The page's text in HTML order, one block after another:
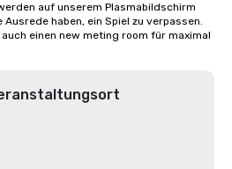
auf unserem Plasmabildschirm
haben, ein Spiel zu verpassen.
einen new meting room für maximal